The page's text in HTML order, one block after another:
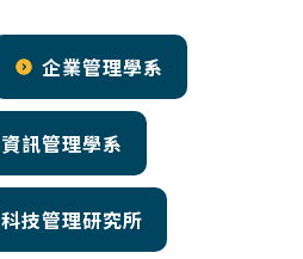
企業管理學系
資訊管理學系
科技管理研究所